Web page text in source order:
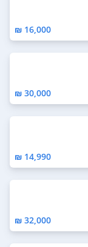
16,000 ₪
30,000 ₪
14,990 ₪
32,000 ₪